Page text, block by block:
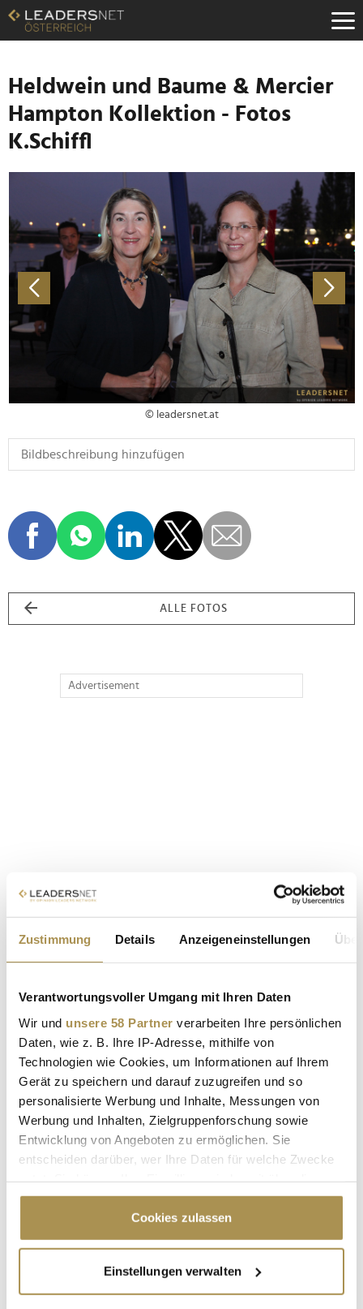
Zustimmung Details Anzeigeneinstellungen
Verantwortungsvoller Umgang mit Ihren Daten
Wir und unsere 58 Partner verarbeiten Ihre persönlichen
Daten, wie z. B. Ihre IP-Adresse, mithilfe von
Technologien wie Cookies, um Informationen auf Ihrem
Gerät zu speichern und darauf zuzugreifen und so
personalisierte Werbung und Inhalte, Messungen von
Werbung und Inhalten, Zielgruppenforschung sowie
Entwicklung von Angeboten zu ermöglichen. Sie
entscheiden darüber, wer Ihre Daten für welche Zwecke
Cookie-Erklärung oder durch Klicken auf das Privacy
Trigger Symbol ändern oder widerrufen
Informationen über Ihre geografische Lage
erfassen, welche bis auf einige Meter genau sein
Cookies zulassen
Einstellungen verwalten
Zum
Inhalt
Zur
Navigation
Zur
Hauptnavigation
Heldwein und Baume & Mercier
Hampton Kollektion - Fotos
K.Schiffl
© leadersnet.at
ALLE FOTOS
Advertisement